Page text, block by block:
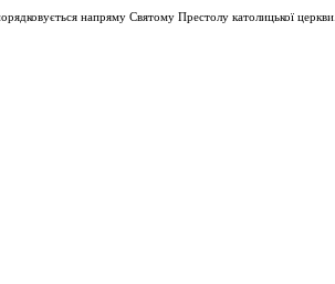
напряму Святому Престолу католицької церкви.